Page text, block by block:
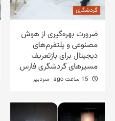
گردشگری
ضرورت بهره‌گیری از هوش
مصنوعی و پلتفرم‌های
دیجیتال برای بازتعریف
مسیرهای گردشگری فارس
سردبیر